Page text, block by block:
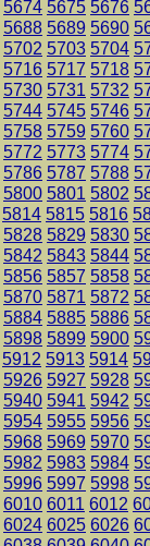
5674 5675 5676
5688 5689 5690
5702 5703 5704
5716 5717 5718
5730 5731 5732
5744 5745 5746
5758 5759 5760
5772 5773 5774
5786 5787 5788
5800 5801 5802
5814 5815 5816
5828 5829 5830
5842 5843 5844
5856 5857 5858
5870 5871 5872
5884 5885 5886
5898 5899 5900
5912 5913 5914
5926 5927 5928
5940 5941 5942
5954 5955 5956
5968 5969 5970
5982 5983 5984
5996 5997 5998
6010 6011 6012
6024 6025 6026